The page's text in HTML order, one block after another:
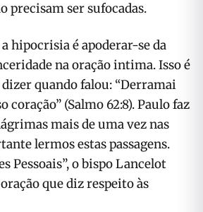
precisam ser sufocadas.
hipocrisia é apo­derar-se da
na oração intima. Isso é
quando falou: “Derramai
coração” (Salmo 62:8). Paulo faz
mais de uma vez nas
lermos estas passagens.
Pessoais”, o bispo Lancelot
que diz respeito às